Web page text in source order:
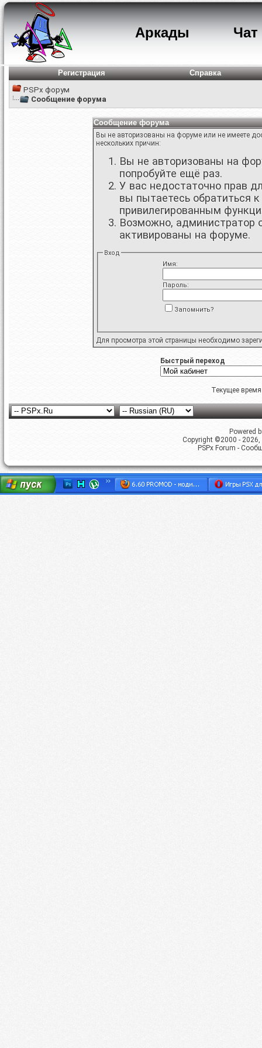
Аркады Чат
Регистрация
Справка
PSPx форум
Сообщение форума
Сообщение форума
Вы не авторизованы на форуме или не имеете
нескольких причин:
Вы не авторизованы на
попробуйте ещё раз.
У вас недостаточно прав
вы пытаетесь обратиться
привилегированным
Возможно, администратор
активированы на форуме.
Вход
Имя:
Пароль:
Запомнить?
Для просмотра этой страницы необходимо
Быстрый переход
Текущее
Powered
Copyright ©2000 -
PSPx Forum -